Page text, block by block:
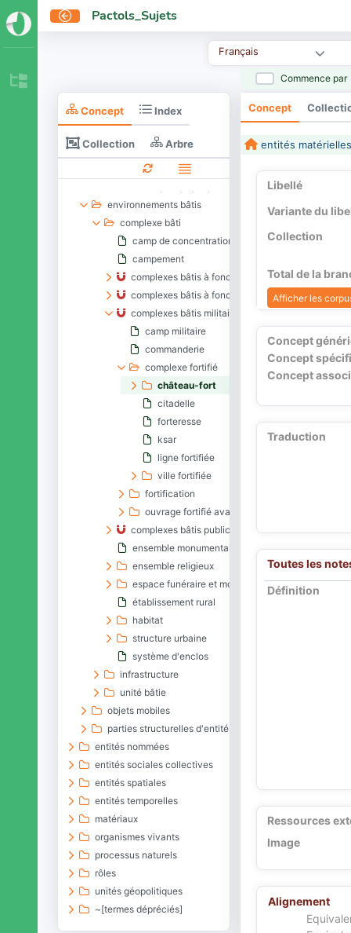
Pactols_Sujets
Français
Commence par
Concept Index
Collection Arbre
entités immatérielles
entités matérielles
environnements bâtis
complexe bâti
camp de concentration
campement
complexes bâtis à fonction commerciale ou de
complexes bâtis à fonction sanitaire
complexes bâtis militaires
camp militaire
commanderie
complexe fortifié
château-fort
citadelle
forteresse
ksar
ligne fortifiée
ville fortifiée
fortification
ouvrage fortifié avancé
complexes bâtis publics
ensemble monumental
ensemble religieux
espace funéraire et mortuaire
établissement rural
habitat
structure urbaine
système d'enclos
infrastructure
unité bâtie
objets mobiles
parties structurelles d'entités matérielles
entités nommées
entités sociales collectives
entités spatiales
entités temporelles
matériaux
organismes vivants
processus naturels
rôles
unités géopolitiques
~[termes dépréciés]
Concept
entités matérielles
Libellé
Variante du
Collection
Total de la
Afficher les
Concept
Concept
Concept
Traduction
Toutes les
Définition
Ressources
Image
Alignement